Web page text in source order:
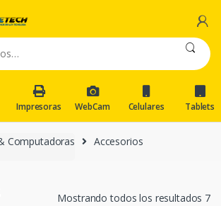
Impresoras WebCam Celulares Tablets
Computadoras Accesorios
Mostrando todos los resultados 7